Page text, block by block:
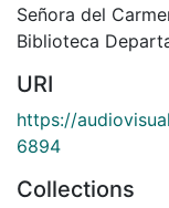
Señora del
Biblioteca
URI
https://
6894
Collections